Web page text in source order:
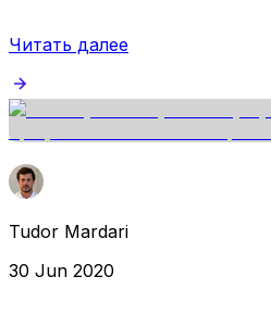
Читать далее
Tudor Mardari
30 Jun 2020